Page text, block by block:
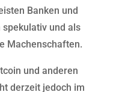
Banken und
und als
Machenschaften.
und anderen
derzeit jedoch im